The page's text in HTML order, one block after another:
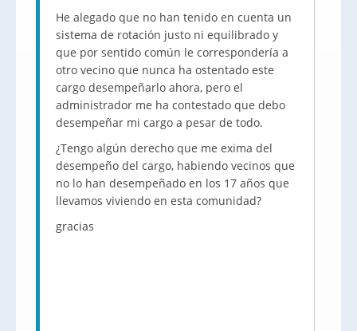
He alegado que no han tenido en cuenta un
sistema de rotación justo ni equilibrado y
que por sentido común le correspondería a
otro vecino que nunca ha ostentado este
cargo desempeñarlo ahora, pero el
administrador me ha contestado que debo
desempeñar mi cargo a pesar de todo.
¿Tengo algún derecho que me exima del
desempeño del cargo, habiendo vecinos que
no lo han desempeñado en los 17 años que
llevamos viviendo en esta comunidad?
gracias